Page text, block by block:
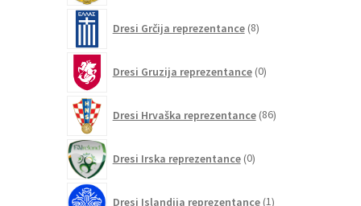
Dresi Grčija reprezentance 8izdelkov
Dresi Gruzija reprezentance 0izdelkov
Dresi Hrvaška reprezentance 86izdelkov
Dresi Irska reprezentance 0izdelkov
Dresi Islandija reprezentance 1